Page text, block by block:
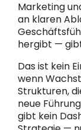
Marketing
an klaren
hergibt —
Das ist kein
wenn
Strukturen,
neue
gibt kein
Strategie —